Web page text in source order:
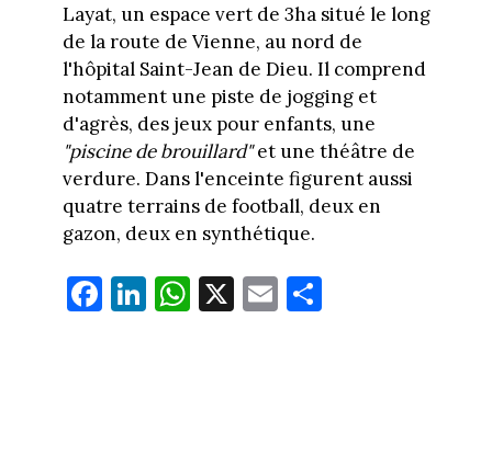
Layat, un espace vert de 3ha situé le long
de la route de Vienne, au nord de
l'hôpital Saint-Jean de Dieu. Il comprend
notamment une piste de jogging et
d'agrès, des jeux pour enfants, une
"piscine de brouillard"et une théâtre de
verdure. Dans l'enceinte figurent aussi
quatre terrains de football, deux en
gazon, deux en synthétique.
Fa
ce
Li
nk
W
ha
X E
m
Pa
rt